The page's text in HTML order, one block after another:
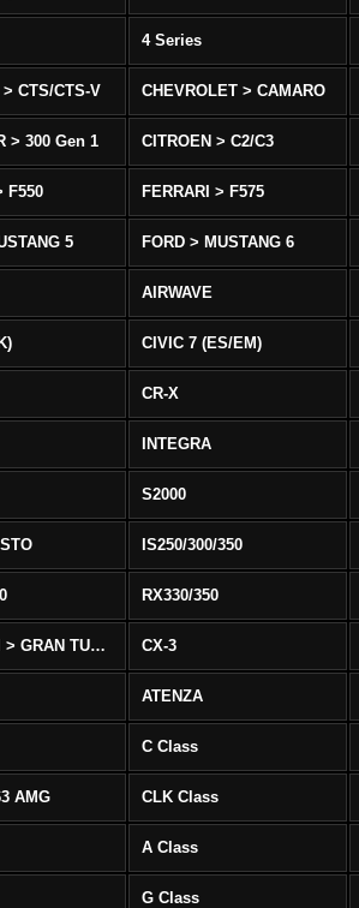
4 Series
CTS/CTS-V CHEVROLET > CAMARO
> 300 Gen 1 CITROEN > C2/C3
F550 FERRARI > F575
5 FORD > MUSTANG 6
AIRWAVE
CIVIC 7 (ES/EM)
CR-X
INTEGRA
S2000
IS250/300/350
RX330/350
MASERATI > GRAN TURISMO CX-3
ATENZA
C Class
AMG CLK Class
A Class
G Class